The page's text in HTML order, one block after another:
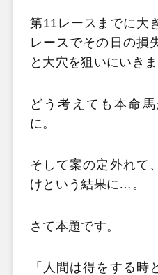
第11レースまでに大
レースでその日の損
と大穴を狙いにいきま
どう考えても本命
に。
そして案の定外れて
けという結果に…。
さて本題です。
「人間は得をする時